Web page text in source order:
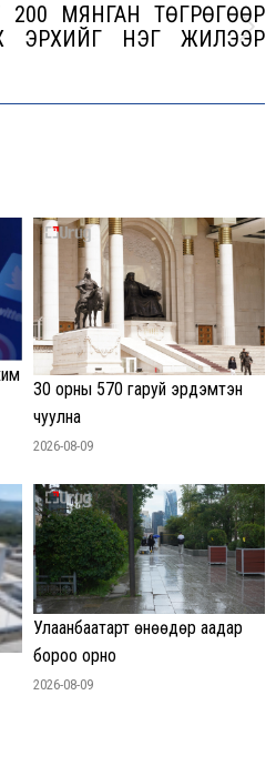
Next
МЯНГАН ТӨГРӨГӨӨР
ЭРХИЙГ НЭГ ЖИЛЭЭР
30 орны 570 гаруй эрдэмтэн
чуулна
2026-08-09
Улаанбаатарт өнөөдөр аадар
бороо орно
2026-08-09